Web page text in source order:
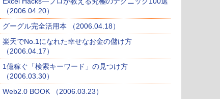
（2006.04.20）
グーグル完全活用本 （2006.04.18）
楽天でNo.1になれた幸せなお金の儲け方
（2006.04.17）
1億稼ぐ「検索キーワード」の見つけ方
（2006.03.30）
Web2.0 BOOK （2006.03.23）